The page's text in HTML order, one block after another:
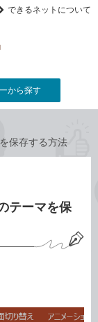
できるネットについて
から探す
保存する方法
テーマを保